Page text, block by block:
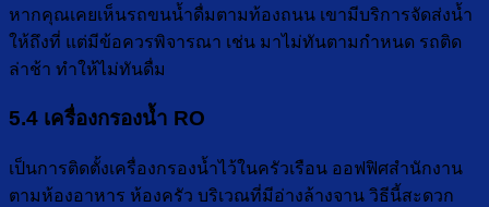
หากคุณเคยเห็นรถขนน้ำดื่มตามท้องถนน เขามีบริการจัดส่งน้ำ
ให้ถึงที่ แต่มีข้อควรพิจารณา เช่น มาไม่ทันตามกำหนด รถติด
ล่าช้า ทำให้ไม่ทันดื่ม
5.4 เครื่องกรองน้ำ RO
เป็นการติดตั้งเครื่องกรองน้ำไว้ในครัวเรือน ออฟฟิศสำนักงาน
ตามห้องอาหาร ห้องครัว บริเวณที่มีอ่างล้างจาน วิธีนี้สะดวก